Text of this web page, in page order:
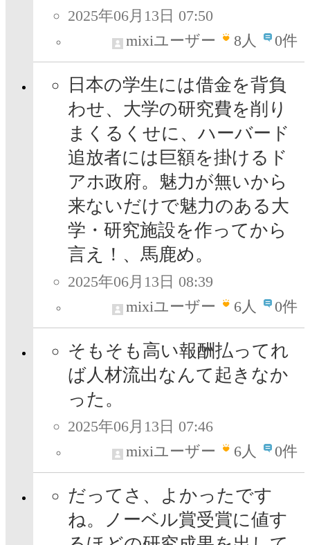
2025年06月13日 07:50
mixiユーザー
8人 0件
日本の学生には借金を背負
わせ、大学の研究費を削り
まくるくせに、ハーバード
追放者には巨額を掛けるド
アホ政府。魅力が無いから
来ないだけで魅力のある大
学・研究施設を作ってから
言え！、馬鹿め。
2025年06月13日 08:39
mixiユーザー
6人 0件
そもそも高い報酬払ってれ
ば人材流出なんて起きなか
った。
2025年06月13日 07:46
mixiユーザー
6人 0件
だってさ、よかったです
ね。ノーベル賞受賞に値す